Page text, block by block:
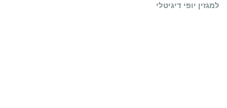
למגזין יופי דיגיטלי